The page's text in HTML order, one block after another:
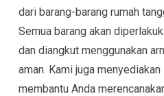
dari barang-barang rumah
Semua barang akan
dan diangkut menggunakan
aman. Kami juga
membantu Anda